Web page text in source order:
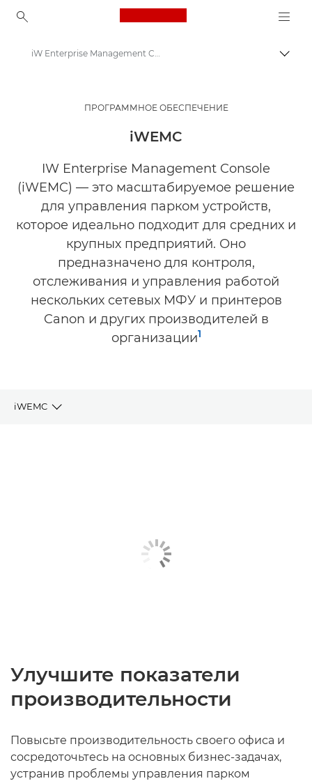
Canon Logo, back to
Решения и услуги
Продукты и решения для бизнеса
iW Enterprise Management Console (iWEMC)
ПРОГРАММНОЕ ОБЕСПЕЧЕНИЕ
iWEMC
IW Enterprise Management Console
(iWEMC) — это масштабируемое решение
для управления парком устройств,
которое идеально подходит для средних и
крупных предприятий. Оно
предназначено для контроля,
отслеживания и управления работой
нескольких сетевых МФУ и принтеров
Canon и других производителей в
организации1
iWEMC
Улучшите показатели
производительности
Повысьте производительность своего офиса и
сосредоточьтесь на основных бизнес-задачах,
устранив проблемы управления парком